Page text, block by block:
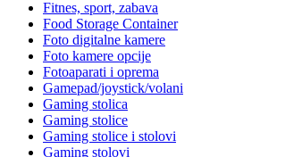
Fitnes, sport, zabava
Food Storage Container
Foto digitalne kamere
Foto kamere opcije
Fotoaparati i oprema
Gamepad/joystick/volani
Gaming stolica
Gaming stolice
Gaming stolice i stolovi
Gaming stolovi